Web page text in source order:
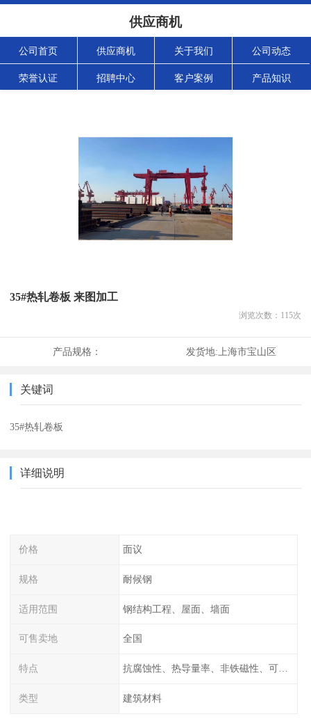
供应商机
公司首页 供应商机 关于我们 公司动态
荣誉认证 招聘中心 客户案例 产品知识
35#热轧卷板 来图加工
浏览次数： 115次
产品规格： 发货地: 上海市宝山区
关键词
35#热轧卷板
详细说明
价格 面议
规格 耐候钢
适用范围 钢结构工程、屋面、墙面
可售卖地 全国
特点 抗腐蚀性、热导量率、非铁磁性、可加工性、可成形性、回收性
类型 建筑材料